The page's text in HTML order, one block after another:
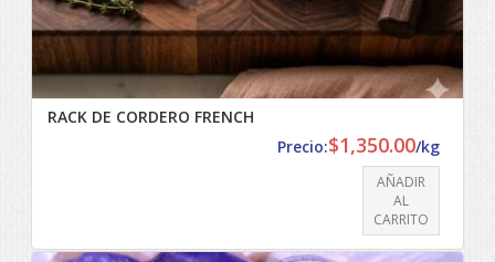
RACK DE CORDERO FRENCH
Precio:$1,350.00/kg
AÑADIR
AL
CARRITO